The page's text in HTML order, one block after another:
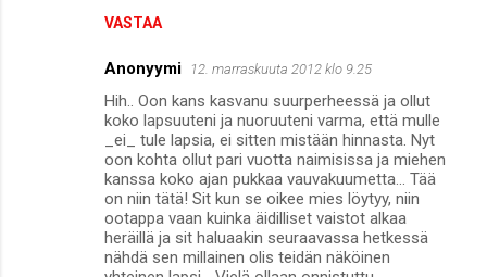
VASTAA
Anonyymi 12. marraskuuta 2012 klo 9.25
Hih.. Oon kans kasvanu suurperheessä ja ollut
koko lapsuuteni ja nuoruuteni varma, että mulle
_ei_ tule lapsia, ei sitten mistään hinnasta. Nyt
oon kohta ollut pari vuotta naimisissa ja miehen
kanssa koko ajan pukkaa vauvakuumetta... Tää
on niin tätä! Sit kun se oikee mies löytyy, niin
ootappa vaan kuinka äidilliset vaistot alkaa
heräillä ja sit haluaakin seuraavassa hetkessä
nähdä sen millainen olis teidän näköinen